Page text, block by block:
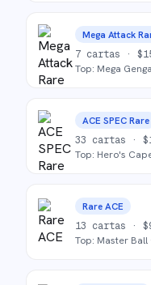
Mega Attack
7 cartas · $
Top: Mega
ACE SPEC Rare
33 cartas · $
Top: Hero's
Rare ACE
13 cartas · $
Top: Master Ball